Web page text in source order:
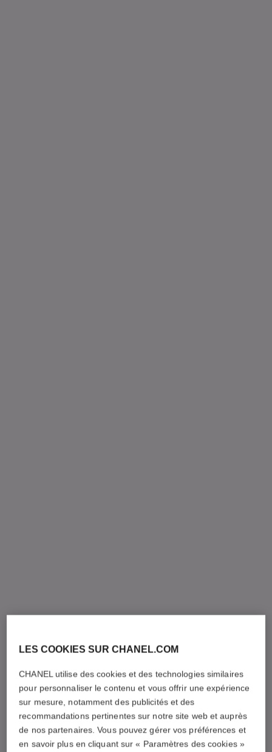
LES COOKIES SUR CHANEL.COM
CHANEL utilise des cookies et des technologies similaires
pour personnaliser le contenu et vous offrir une expérience
sur mesure, notamment des publicités et des
recommandations pertinentes sur notre site web et auprès
de nos partenaires. Vous pouvez gérer vos préférences et
en savoir plus en cliquant sur « Paramètres des cookies »